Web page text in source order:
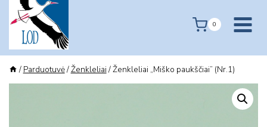
content
0
/ Parduotuvė/Ženkleliai/Ženkleliai „Miško paukščiai” (Nr.1)